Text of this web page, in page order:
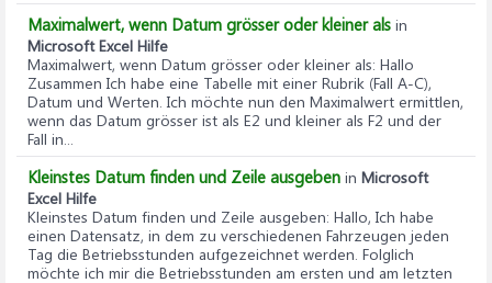
Maximalwert, wenn Datum grösser oder kleiner als in
Microsoft Excel Hilfe
Maximalwert, wenn Datum grösser oder kleiner als: Hallo
Zusammen Ich habe eine Tabelle mit einer Rubrik (Fall A-C),
Datum und Werten. Ich möchte nun den Maximalwert ermittlen,
wenn das Datum grösser ist als E2 und kleiner als F2 und der
Fall in...
Kleinstes Datum finden und Zeile ausgeben in Microsoft
Excel Hilfe
Kleinstes Datum finden und Zeile ausgeben: Hallo, Ich habe
einen Datensatz, in dem zu verschiedenen Fahrzeugen jeden
Tag die Betriebsstunden aufgezeichnet werden. Folglich
möchte ich mir die Betriebsstunden am ersten und am letzten